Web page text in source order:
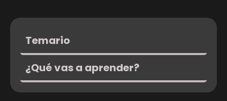
Temario
¿Qué vas a aprender?